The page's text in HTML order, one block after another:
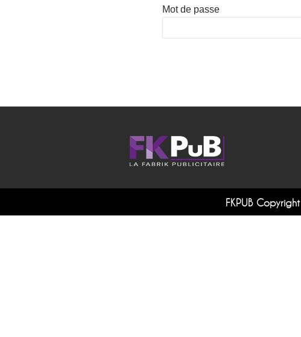
Mot de passe
FKPUB Copyright